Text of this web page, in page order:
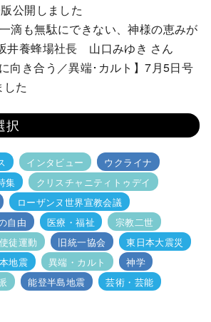
公開しました
滴も無駄にできない、神様の恵みが
井養蜂場社長 山口みゆき さん
向き合う／異端･カルト】7月5日号
た
択
インタビュー
ウクライナ
集
クリスチャニティトゥデイ
ローザンヌ世界宣教会議
自由 医療・福祉
宗教二世
徒運動 旧統一協会
東日本大震災
地震 異端・カルト
神学
能登半島地震
芸術・芸能